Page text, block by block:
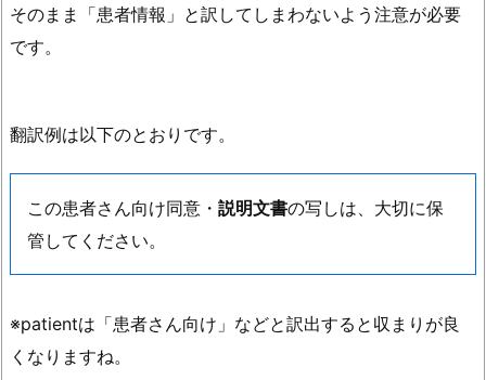
そのまま「患者情報」と訳してしまわないよう注意が必要
です。
翻訳例は以下のとおりです。
この患者さん向け同意・ 説明文書の写しは、大切に保
管してください。
※patientは「患者さん向け」などと訳出すると収まりが良
くなりますね。